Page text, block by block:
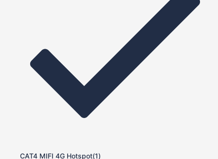
CAT4 MIFI 4G Hotspot(1)